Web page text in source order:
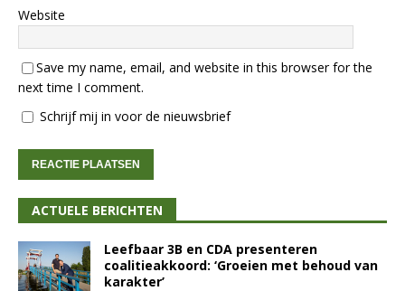
Website
Save my name, email, and website in this browser for the
next time I comment.
Schrijf mij in voor de nieuwsbrief
ACTUELE BERICHTEN
Leefbaar 3B en CDA presenteren
coalitieakkoord: ‘Groeien met behoud van
karakter’